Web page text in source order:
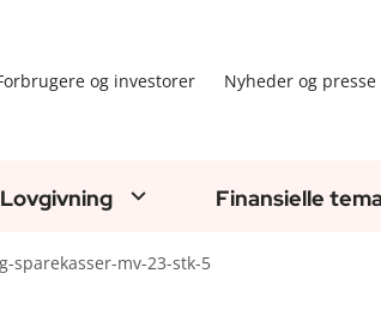
og investorer Nyheder og presse
Lovgivning Finansielle
sparekasser-mv-23-stk-5